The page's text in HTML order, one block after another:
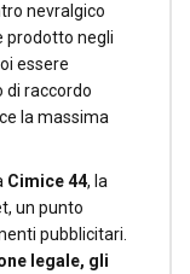
nevralgico
prodotto negli
essere
di raccordo
la massima
Cimice 44, la
un punto
pubblicitari.
legale, gli